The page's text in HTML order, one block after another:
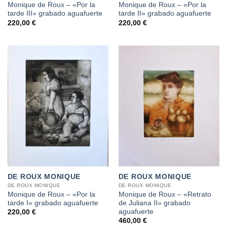
Monique de Roux – «Por la
tarde III» grabado aguafuerte
220,00 €
Monique de Roux – «Por la
tarde II» grabado aguafuerte
220,00 €
DE ROUX MONIQUE
DE ROUX MONIQUE
Monique de Roux – «Por la
tarde I» grabado aguafuerte
220,00 €
DE ROUX MONIQUE
DE ROUX MONIQUE
Monique de Roux – «Retrato
de Juliana II» grabado
aguafuerte
460,00 €